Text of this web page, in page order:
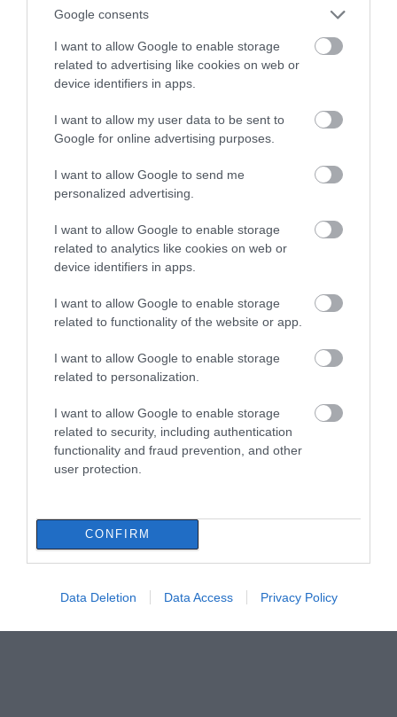
Google consents
I want to allow Google to enable storage
related to advertising like cookies on web or
device identifiers in apps.
I want to allow my user data to be sent to
Google for online advertising purposes.
I want to allow Google to send me
personalized advertising.
I want to allow Google to enable storage
related to analytics like cookies on web or
device identifiers in apps.
I want to allow Google to enable storage
related to functionality of the website or app.
I want to allow Google to enable storage
related to personalization.
I want to allow Google to enable storage
related to security, including authentication
functionality and fraud prevention, and other
user protection.
CONFIRM
Data Deletion Data Access Privacy Policy
Το evima.gr Αποκαλύπτει: Τρία
πυροσβεστικά οχήματα έφτασαν στην
Εύβοια! Που θα δοθούν
Συντάξεις: Ποιοι θα πάρουν αύξηση το
07.08.2026 | 13:00
Σκύρος: Στάχτη πάνω από 1.000
στρέμματα στο Νησί – Νέες εικόνες
15 Αυγούστου
07.08.2026 | 12:30
Τροχαίο με αυτοκίνητο μεγάλου δήμου
στην Εύβοια
07.08.2026 | 12:15
Αυτές είναι οι επικίνδυνες εβδομάδες
του ελληνικού καλοκαιριού για φωτιές
07.08.2026 | 12:00
Χαλκίδας
Όλες οι τελευταίες ειδήσεις